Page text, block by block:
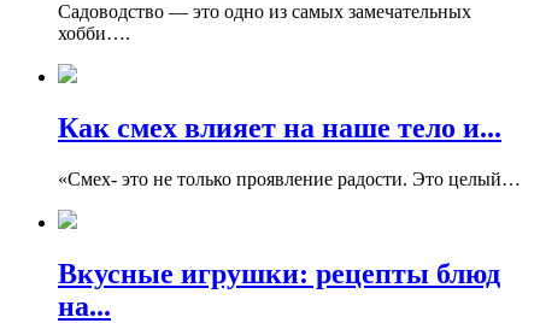
Садоводство — это одно из самых замечательных
хобби….
Как смех влияет на наше тело и...
«Смех- это не только проявление радости. Это целый…
Вкусные игрушки: рецепты блюд
на...